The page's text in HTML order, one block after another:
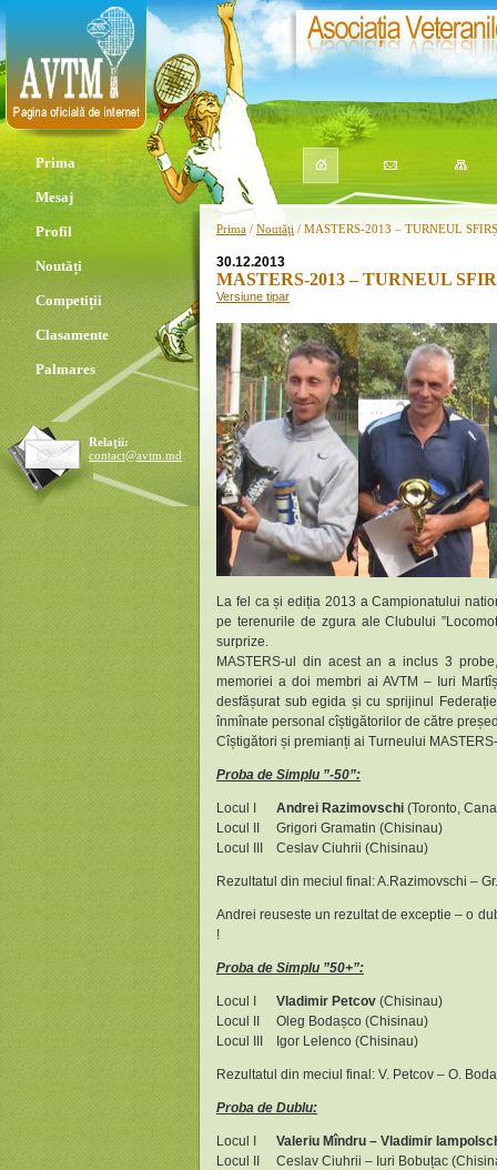
Prima
Mesaj
Profil
Noutăți
Competiții
Clasamente
Palmares
Relaţii:
contact@avtm.md
Prima / Noutăţi / MASTERS-2013 – TURNEUL
30.12.2013
MASTERS-2013 – TURNEUL
Versiune tipar
La fel ca și ediția 2013 a Campionatului
pe terenurile de zgura ale Clubului
surprize.
MASTERS-ul din acest an a inclus 3
memoriei a doi membri ai AVTM – Iuri
desfășurat sub egida și cu sprijinul
înmînate personal cîștigătorilor de către
Cîștigători și premianți ai Turneului
Proba de Simplu ”-50”:
Locul I Andrei Razimovschi (Toronto,
Locul II Grigori Gramatin (Chisinau)
Locul III Ceslav Ciuhrii (Chisinau)
Rezultatul din meciul final: A.Razimovschi –
Andrei reuseste un rezultat de exceptie – o
!
Proba de Simplu ”50+”:
Locul I Vladimir Petcov (Chisinau)
Locul II Oleg Bodașco (Chisinau)
Locul III Igor Lelenco (Chisinau)
Rezultatul din meciul final: V. Petcov – O.
Proba de Dublu:
Locul I Valeriu Mîndru – Vladimir
Locul II Ceslav Ciuhrii – Iuri Bobuțac